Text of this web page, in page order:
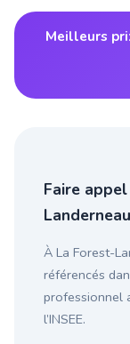
Meilleurs
Faire
Landerneau
À La Forest-
référencés
professionnel
l’INSEE.